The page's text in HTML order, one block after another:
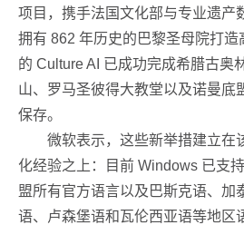
项目，携手法国文化部与专业遗产
拥有 862 年历史的巴黎圣母院打
的 Culture AI 已成功完成希腊古奥
山、罗马圣彼得大教堂以及诺曼底
保存。
微软表示，这些新举措建立在
化经验之上：目前 Windows 已支
盟所有官方语言以及巴斯克语、加
语、卢森堡语和瓦伦西亚语等地区